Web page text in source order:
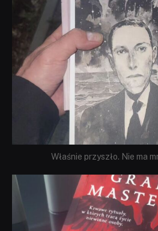
Właśnie przyszło. Nie ma
dobryhorror
Sie 23